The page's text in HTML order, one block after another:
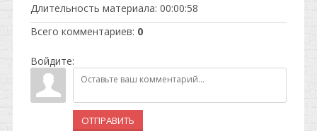
Длительность материала: 00:00:58
Всего комментариев: 0
Войдите:
ОТПРАВИТЬ